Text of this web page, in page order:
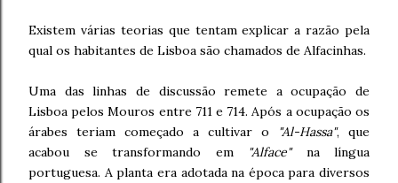
Existem várias teorias que tentam explicar a razão pela
qual os habitantes de Lisboa são chamados de Alfacinhas.
Uma das linhas de discussão remete a ocupação de
Lisboa pelos Mouros entre 711 e 714. Após a ocupação os
árabes teriam começado a cultivar o
"Al-Hassa", que
acabou se transformando em
"Alface"na língua
portuguesa. A planta era adotada na época para diversos